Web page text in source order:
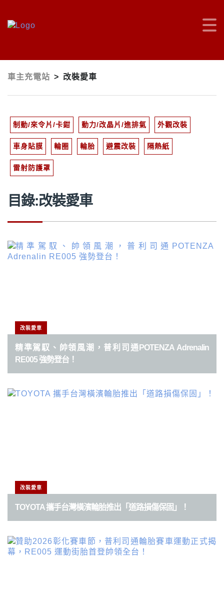
車主充電站 > 改裝愛車
制動/來令片/卡鉗 動力/改晶片/進排氣 外觀改裝
車身貼膜 輪圈 輪胎 避震改裝 隔熱紙
雷射防護罩
目錄:改裝愛車
改裝愛車
精準駕馭、帥領風潮，普利司通POTENZA Adrenalin
RE005 強勢登台！
改裝愛車
TOYOTA 攜手台灣橫濱輪胎推出「道路損傷保固」！
文